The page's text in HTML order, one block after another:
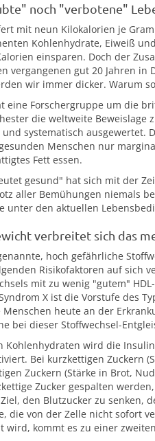
noch "verbotene"
mit neun Kilokalorien je
Kohlenhydrate, Eiweiß
einsparen. Doch der
vergangenen gut 20 Jahren
wir immer dicker. Warum
eine Forschergruppe um die
die weltweite Beweislage
systematisch ausgewertet.
Menschen nur
Fett essen.
gesund" hat sich mit der
aller Bemühungen niemals
unter den aktuellen
verbreitet sich das
hoch gefährliche
Risikofaktoren auf sich
mit zu wenig "gutem"
X ist die Vorstufe des
heute an der
bei dieser Stoffwechsel-
Kohlenhydraten wird die
Bei kurzkettigen Zuckern
Zuckern (Stärke in Brot,
Zucker gespalten
den Blutzucker zu senken,
die von der Zelle nicht sofort
wird, kommt es zu einer